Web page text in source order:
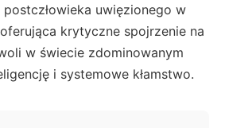
uwięzionego w
krytyczne spojrzenie na
w świecie zdominowanym
i systemowe kłamstwo.